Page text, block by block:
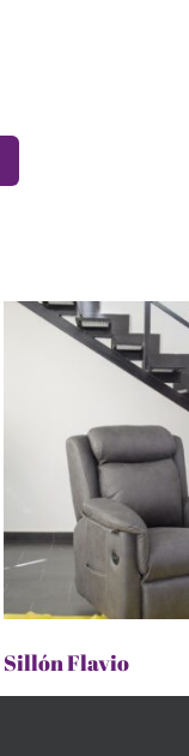
Sillón Flavio